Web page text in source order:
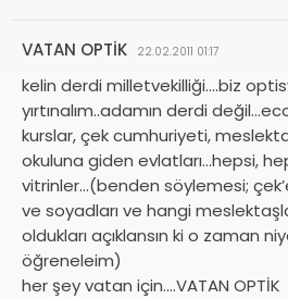
VATAN OPTİK 22.02.2011 01:17
kelin derdi milletvekilliği….biz
yırtınalım..adamın derdi
kurslar, çek cumhuriyeti,
okuluna giden evlatları…hepsi,
vitrinler…(benden söylemesi;
ve soyadları ve hangi
oldukları açıklansın ki o zaman
öğreneleim)
her şey vatan için….VATAN OPTİK